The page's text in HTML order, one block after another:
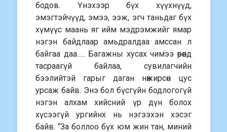
бодов. Үнэхээр бүх хүүхнүүд,
эмэгтэйчүүд, эмээ, ээж, эгч таньдаг бүх
хүмүүс маань яг ийм мэдрэмжийг ямар
нэгэн байдлаар амьдралдаа амссан л
байгаа даа….. Багажны хусах чимээ өрөөнд
тасраагүй байлаа, сувилагчийн
бээлийтэй гарыг даган нөжирсөн цус
урсаж байв. Энэ бол бүсгүйн бодлогогүй
нэгэн алхам хийсний үр дүн болох
хүсээгүй ургийнх нь нэгээхэн хэсэг
байв. “За боллоо бүх юм жин тан, миний